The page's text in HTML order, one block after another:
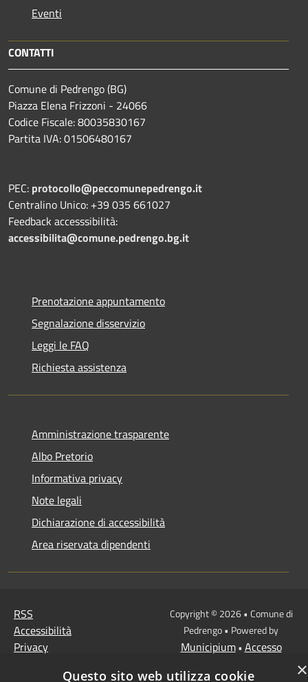
Eventi
CONTATTI
Comune di Pedrengo (BG)
Piazza Elena Frizzoni - 24066
Codice Fiscale: 80035830167
Partita IVA: 01506480167
PEC: protocollo@peccomunepedrengo.it
Centralino Unico: +39 035 661027
Feedback accesssibilità:
accessibilita@comune.pedrengo.bg.it
Prenotazione appuntamento
Segnalazione disservizio
Leggi le FAQ
Richiesta assistenza
Amministrazione trasparente
Albo Pretorio
Informativa privacy
Note legali
Dichiarazione di accessibilità
Area riservata dipendenti
RSS
Accessibilità
Privacy
Copyright © 2026 • Comune di
Pedrengo • Powered by
Municipium• Accesso
×
Questo sito web utilizza cookie